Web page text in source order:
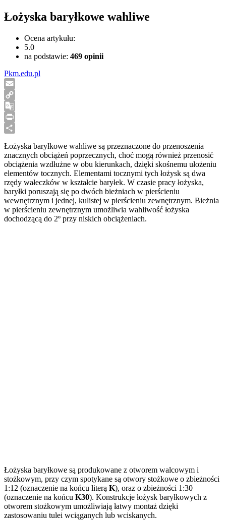
Łożyska baryłkowe wahliwe
Ocena artykułu:
5.0
na podstawie: 469 opinii
Pkm.edu.pl
Email
Copy
Link
Google
Translate
Print
Łożyska baryłkowe wahliwe są przeznaczone do przenoszenia
znacznych obciążeń poprzecznych, choć mogą również przenosić
obciążenia wzdłużne w obu kierunkach, dzięki skośnemu ułożeniu
elementów tocznych. Elementami tocznymi tych łożysk są dwa
rzędy wałeczków w kształcie baryłek. W czasie pracy łożyska,
baryłki poruszają się po dwóch bieżniach w pierścieniu
wewnętrznym i jednej, kulistej w pierścieniu zewnętrznym. Bieżnia
w pierścieniu zewnętrznym umożliwia wahliwość łożyska
dochodzącą do 2º przy niskich obciążeniach.
Łożyska baryłkowe są produkowane z otworem walcowym i
stożkowym, przy czym spotykane są otwory stożkowe o zbieżności
1:12 (oznaczenie na końcu literą K), oraz o zbieżności 1:30
(oznaczenie na końcu K30). Konstrukcje łożysk baryłkowych z
otworem stożkowym umożliwiają łatwy montaż dzięki
zastosowaniu tulei wciąganych lub wciskanych.